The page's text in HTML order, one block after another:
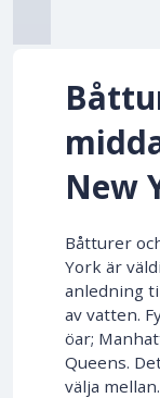
New
Båtturer
York är
anledning
av vatten.
öar;
Queens.
välja